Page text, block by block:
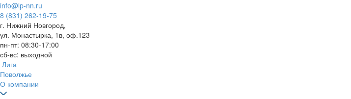
info@lp-nn.ru
8 (831) 262-19-75
г. Нижний Новгород,
ул. Монастырка, 1в, оф.123
пн-пт: 08:30-17:00
сб-вс: выходной
Лига
Поволжье
О компании